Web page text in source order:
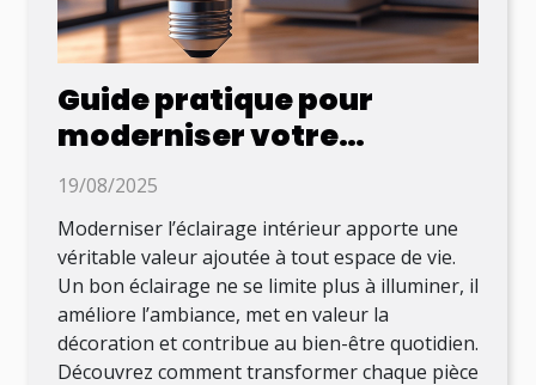
Guide pratique pour
moderniser votre
éclairage intérieur
19/08/2025
Moderniser l’éclairage intérieur apporte une
véritable valeur ajoutée à tout espace de vie.
Un bon éclairage ne se limite plus à illuminer, il
améliore l’ambiance, met en valeur la
décoration et contribue au bien-être quotidien.
Découvrez comment transformer chaque pièce